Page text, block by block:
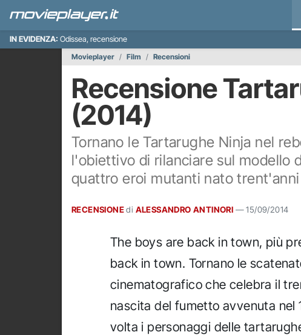
IN EVIDENZA: Odissea, recensione
Movieplayer
Film Recensioni
Recensione
(2014)
Tornano le Tartarughe Ninja nel
l'obiettivo di rilanciare sul modello
quattro eroi mutanti nato
RECENSIONE di ALESSANDRO ANTINORI —15/09/2014
The boys are back in town, più
back in town. Tornano le
cinematografico che celebra il
nascita del fumetto avvenuta nel
volta i personaggi delle